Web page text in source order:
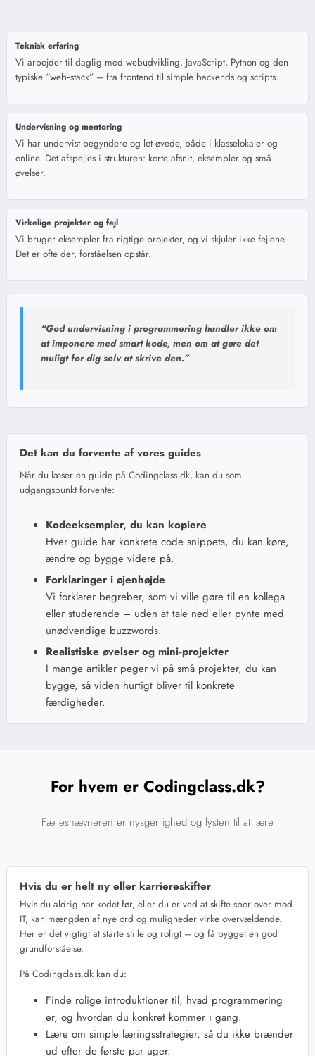
Teknisk erfaring
Vi arbejder til daglig med webudvikling, JavaScript, Python og den
typiske “web‑stack” – fra frontend til simple backends og scripts.
Undervisning og mentoring
Vi har undervist begyndere og let øvede, både i klasselokaler og
online. Det afspejles i strukturen: korte afsnit, eksempler og små
øvelser.
Virkelige projekter og fejl
Vi bruger eksempler fra rigtige projekter, og vi skjuler ikke fejlene.
Det er ofte der, forståelsen opstår.
“God undervisning i programmering handler ikke om
at imponere med smart kode, men om at gøre det
muligt for dig selv at skrive den.”
Det kan du forvente af vores guides
Når du læser en guide på Codingclass.dk, kan du som
udgangspunkt forvente:
Kodeeksempler, du kan kopiere
Hver guide har konkrete code snippets, du kan køre,
ændre og bygge videre på.
Forklaringer i øjenhøjde
Vi forklarer begreber, som vi ville gøre til en kollega
eller studerende – uden at tale ned eller pynte med
unødvendige buzzwords.
Realistiske øvelser og mini‑projekter
I mange artikler peger vi på små projekter, du kan
bygge, så viden hurtigt bliver til konkrete
færdigheder.
For hvem er Codingclass.dk?
Fællesnævneren er nysgerrighed og lysten til at lære
Hvis du er helt ny eller karriereskifter
Hvis du aldrig har kodet før, eller du er ved at skifte spor over mod
IT, kan mængden af nye ord og muligheder virke overvældende.
Her er det vigtigt at starte stille og roligt – og få bygget en god
grundforståelse.
På Codingclass.dk kan du:
Finde rolige introduktioner til, hvad programmering
er, og hvordan du konkret kommer i gang.
Lære om simple læringsstrategier, så du ikke brænder
ud efter de første par uger.